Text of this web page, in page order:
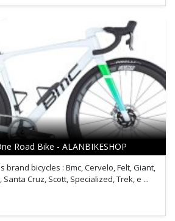
Road Bike - ALANBIKESHOP
brand bicycles : Bmc, Cervelo, Felt, Giant,
Cruz, Scott, Specialized, Trek, e ...